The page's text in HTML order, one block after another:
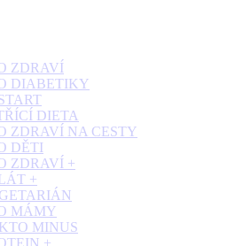
ZDRAVÍ
DIABETIKY
DIETA
ZDRAVÍ NA CESTY
DĚTI
ZDRAVÍ +
+
MÁMY
MINUS
+